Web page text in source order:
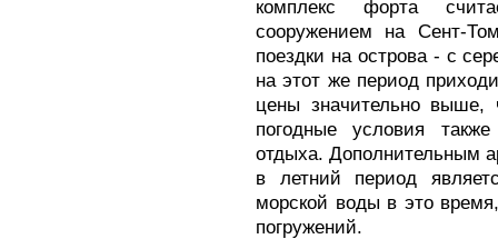
комплекс форта
сооружением на Сент-
поездки на острова - с
на этот же период
цены значительно выше,
погодные условия
отдыха. Дополнительным
в летний период
морской воды в это
погружений.